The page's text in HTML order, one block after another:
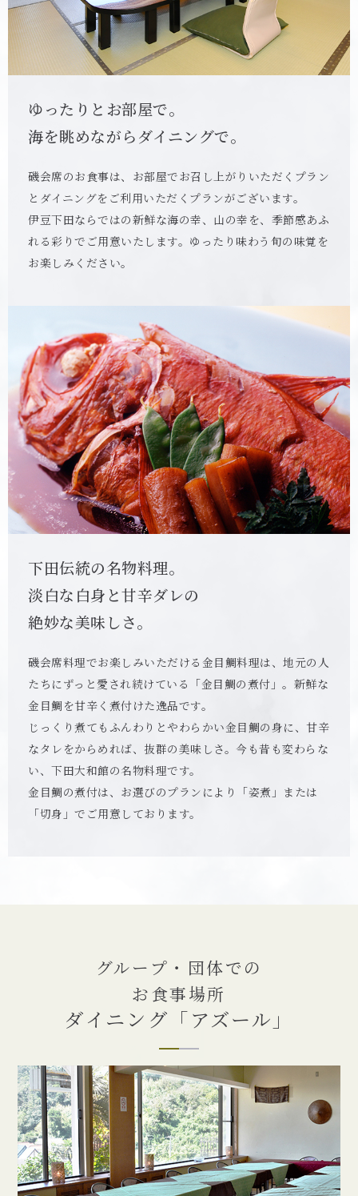
ゆったりとお部屋で。
海を眺めながらダイニングで。
磯会席のお食事は、お部屋でお召し上がりいただくプラン
とダイニングをご利用いただくプランがございます。
伊豆下田ならではの新鮮な海の幸、山の幸を、季節感あふ
れる彩りでご用意いたします。ゆったり味わう旬の味覚を
お楽しみください。
下田伝統の名物料理。
淡白な白身と甘辛ダレの
絶妙な美味しさ。
磯会席料理でお楽しみいただける金目鯛料理は、地元の人
たちにずっと愛され続けている「金目鯛の煮付」。新鮮な
金目鯛を甘辛く煮付けた逸品です。
じっくり煮てもふんわりとやわらかい金目鯛の身に、甘辛
なタレをからめれば、抜群の美味しさ。今も昔も変わらな
い、下田大和館の名物料理です。
金目鯛の煮付は、お選びのプランにより「姿煮」または
「切身」でご用意しております。
グループ・団体での
お食事場所
ダイニング「アズール」